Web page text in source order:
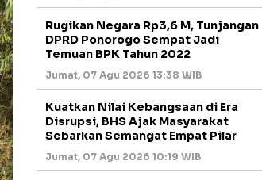
Rugikan Negara Rp3,6 M, Tunjangan
DPRD Ponorogo Sempat Jadi
Temuan BPK Tahun 2022
Jumat, 07 Agu 2026 13:38 WIB
Kuatkan Nilai Kebangsaan di Era
Disrupsi, BHS Ajak Masyarakat
Sebarkan Semangat Empat Pilar
Jumat, 07 Agu 2026 10:19 WIB